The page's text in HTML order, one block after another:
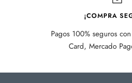
¡COMPRA
Pagos 100% seguros
Card, Mercado